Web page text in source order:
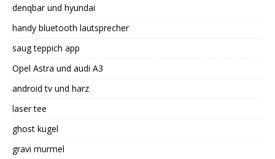
denqbar und hyundai
handy bluetooth lautsprecher
saug teppich app
Opel Astra und audi A3
android tv und harz
laser tee
ghost kugel
gravi murmel